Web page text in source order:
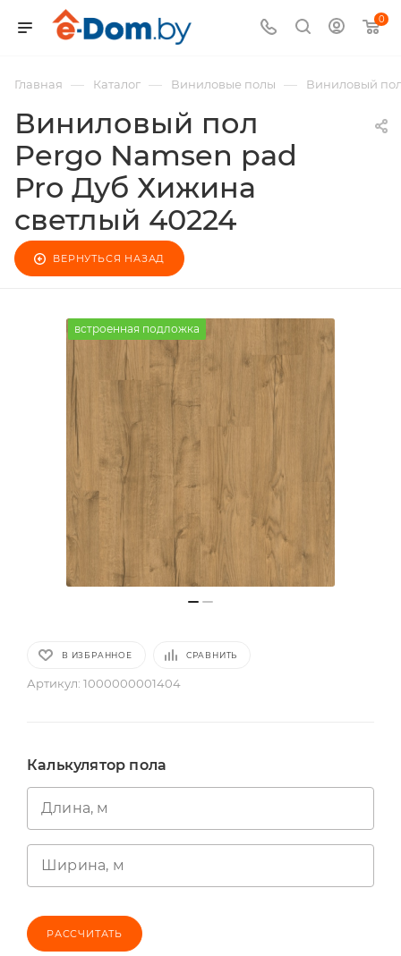
0
Главная — Каталог — Виниловые полы — Виниловый
Виниловый пол
Pergo Namsen pad
Pro Дуб Хижина
светлый 40224
ВЕРНУТЬСЯ НАЗАД
встроенная подложка
В ИЗБРАННОЕ СРАВНИТЬ
Артикул: 1000000001404
Калькулятор пола
Длина, м
Ширина, м
РАССЧИТАТЬ